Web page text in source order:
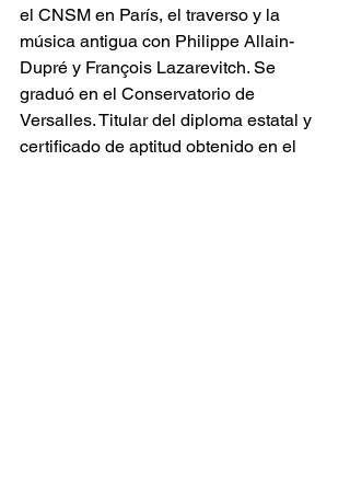
el CNSM en París, el traverso y la
música antigua con Philippe Allain-
Dupré y François Lazarevitch. Se
graduó en el Conservatorio de
Versalles. Titular del diploma estatal y
certificado de aptitud obtenido en el